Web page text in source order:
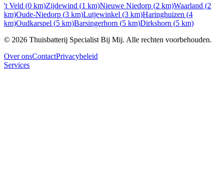
't Veld (0 km)Zijdewind (1 km)Nieuwe Niedorp (2 km)Waarland (2
km)Oude-Niedorp (3 km)Lutjewinkel (3 km)Haringhuizen (4
km)Oudkarspel (5 km)Barsingerhorn (5 km)Dirkshorn (5 km)
© 2026 Thuisbatterij Specialist Bij Mij. Alle rechten voorbehouden.
Over onsContactPrivacybeleid
Services